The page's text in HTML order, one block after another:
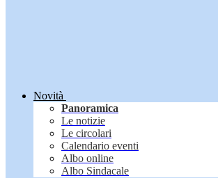
Novità
Panoramica
Le notizie
Le circolari
Calendario eventi
Albo online
Albo Sindacale